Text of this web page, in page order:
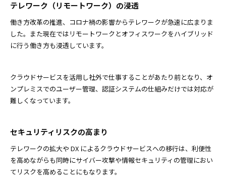
テレワーク（リモートワーク）の浸透
働き方改革の推進、コロナ禍の影響からテレワークが急速に広まりま
した。また現在ではリモートワークとオフィスワークをハイブリッド
に行う働き方も浸透しています。
クラウドサービスを活用し社外で仕事することがあたり前となり、オ
ンプレミスでのユーザー管理、認証システムの仕組みだけでは対応が
難しくなっています。
セキュリティリスクの高まり
テレワークの拡大や DX によるクラウドサービスへの移行は、利便性
を高めながらも同時にサイバー攻撃や情報セキュリティの管理におい
てリスクを高めることにもなります。